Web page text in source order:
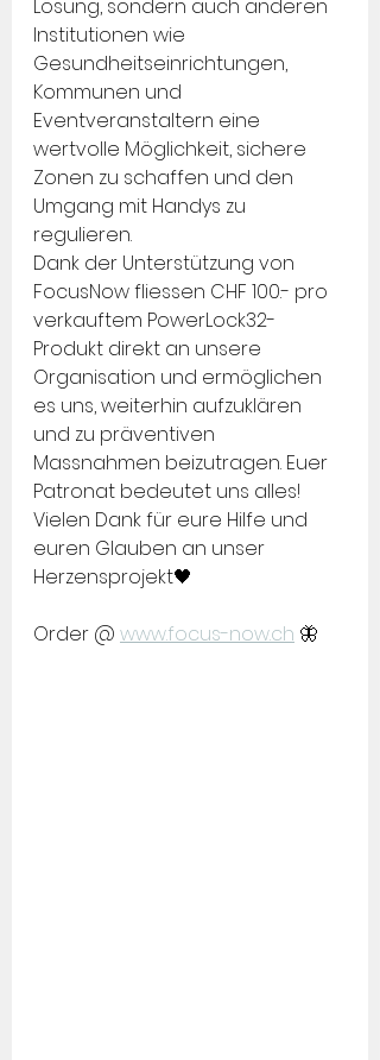
Lösung, sondern auch anderen
Institutionen wie
Gesundheitseinrichtungen,
Kommunen und
Eventveranstaltern eine
wertvolle Möglichkeit, sichere
Zonen zu schaffen und den
Umgang mit Handys zu
regulieren.
Dank der Unterstützung von
FocusNow fliessen CHF 100.- pro
verkauftem PowerLock32-
Produkt direkt an unsere
Organisation und ermöglichen
es uns, weiterhin aufzuklären
und zu präventiven
Massnahmen beizutragen. Euer
Patronat bedeutet uns alles!
Vielen Dank für eure Hilfe und
euren Glauben an unser
Herzensprojekt🖤
Order @ www.focus-now.ch 🦋